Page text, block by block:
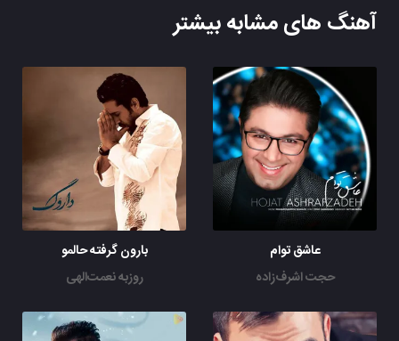
آهنگ های مشابه بیشتر
عاشق توام
حجت اشرف‌زاده
بارون گرفته حالمو
روزبه نعمت‌الهی